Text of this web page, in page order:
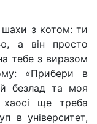
шахи з котом: ти
а він просто
тебе з виразом
«Прибери в
безлад та моя
хаосі ще треба
в університет,